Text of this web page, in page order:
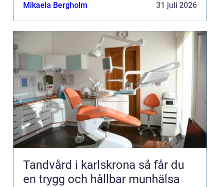
Mikaela Bergholm 31 juli 2026
Tandvård i karlskrona så får du
en trygg och hållbar munhälsa